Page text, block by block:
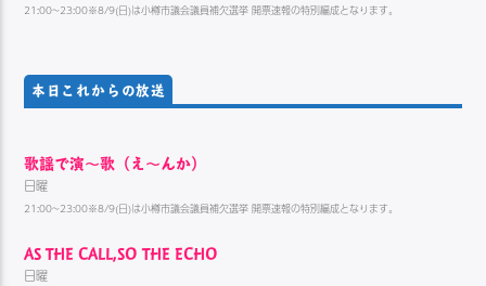
21:00~23:00※8/9(日)は小樽市議会議員補欠選挙 開票速報の特別編成となります。
本日これからの放送
歌謡で演〜歌（え〜んか）
日曜
21:00~23:00※8/9(日)は小樽市議会議員補欠選挙 開票速報の特別編成となります。
AS THE CALL,SO THE ECHO
日曜